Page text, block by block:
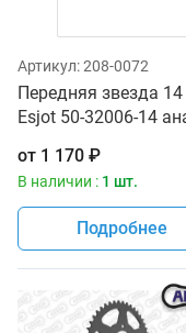
Артикул:208-0072
Передняя звезда 14
Esjot 50-32006-14
от 1 170 ₽
В наличии : 1 шт.
Подробнее